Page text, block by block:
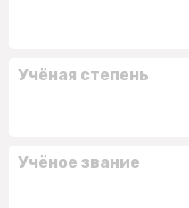
Учёная степень
Учёное звание